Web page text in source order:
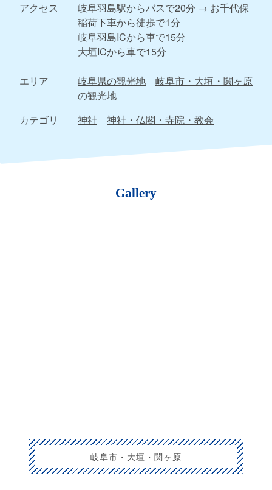
アクセス
岐阜羽島駅からバスで20分 → お千代保
稲荷下車から徒歩で1分
岐阜羽島ICから車で15分
大垣ICから車で15分
エリア 岐阜県の観光地
岐阜市・大垣・関ヶ原
の観光地
カテゴリ
神社 神社・仏閣・寺院・教会
Gallery
岐阜市・大垣・関ヶ原